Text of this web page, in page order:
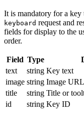
It is mandatory for a key
keyboard request and
fields for display to the
order.
Field Type
text
string Key text
image string Image
title
string Title or
id
string Key ID